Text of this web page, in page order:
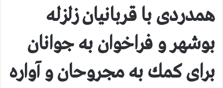
همدردی با قربانیان زلزله
بوشهر و فراخوان به جوانان
برای كمك به مجروحان و آواره